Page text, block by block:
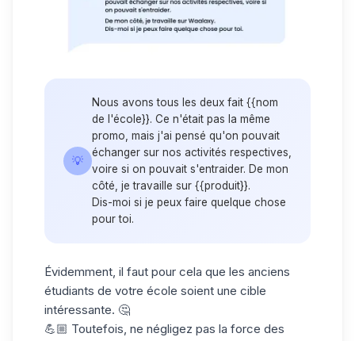
💡
Nous avons tous les deux fait {{nom
de l'école}}. Ce n'était pas la même
promo, mais j'ai pensé qu'on pouvait
échanger sur nos activités respectives,
voire si on pouvait s'entraider. De mon
côté, je travaille sur {{produit}}.
Dis-moi si je peux faire quelque chose
pour toi.
Évidemment, il faut pour cela que les anciens
étudiants de votre école soient une cible
intéressante. 🤔
💪🏼 Toutefois, ne négligez pas la force des